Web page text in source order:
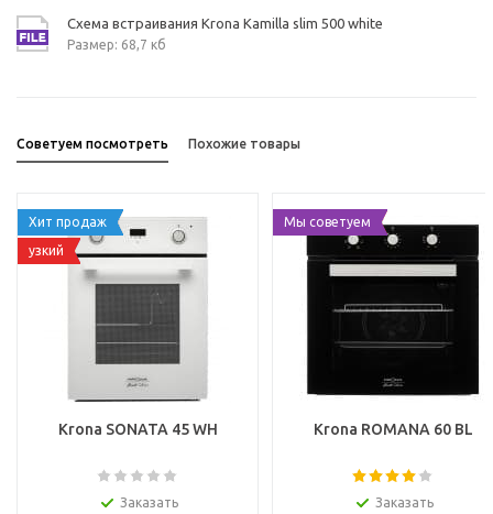
Схема встраивания Krona Kamilla slim 500 white
Размер: 68,7 кб
Советуем посмотреть Похожие товары
Хит продаж
узкий
Krona SONATA 45 WH
Заказать
Мы советуем
Krona ROMANA 60 BL
Заказать